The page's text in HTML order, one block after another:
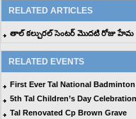
RELATED ARTICLES
తాల్ కల్చురల్ సెంటర్ మొదటి రోజు హేమ
RELATED EVENTS
First Ever Tal National
5th Tal Children’s Day
Tal Renovated Cp Brown Grave